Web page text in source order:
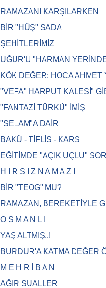
RAMAZANI KARŞILARKEN
BİR "HÛŞ" SADA
ŞEHİTLERİMİZ
UĞUR'U "HARMAN
KÖK DEĞER: HOCA AHMET
"VEFA" HARPUT KALESİ"
"FANTAZİ TÜRKÜ" İMİŞ
"SELAM"A DAİR
BAKÜ - TİFLİS - KARS
EĞİTİMDE "AÇIK UÇLU"
H I R S I Z N A M A Z I
BİR "TEOG" MU?
RAMAZAN, BEREKETİYLE
O S M A N L I
YAŞ ALTMIŞ..!
BURDUR'A KATMA DEĞER
M E H R İ B A N
AĞIR SUALLER